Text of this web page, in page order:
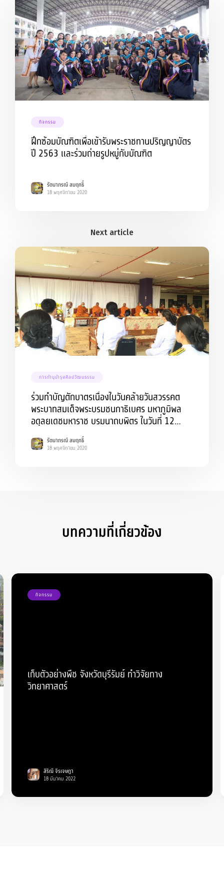
กิจกรรม
ฝึกซ้อมบัณฑิตเพื่อเข้ารับพระราชทานปริญญาบัตร
ปี 2563 และร่วมถ่ายรูปหมู่กับบัณฑิต
รัตนาภรณ์ สมฤทธิ์
18 พฤศจิกายน 2020
การทำนุบำรุงศิลปวัฒนธรรม
ร่วมทำบัญตักบาตรเนื่องในวันคล้ายวันสวรรคต
พระบาทสมเด็จพระบรมชนกาธิเบศร มหาภูมิพล
อดุลยเดชมหาราช บรมนาถบพิตร ในวันที่ 12
ตุลาคม 2563 ณ อาคารอเนกคุณาคาร
รัตนาภรณ์ สมฤทธิ์
18 พฤศจิกายน 2020
บทความที่เกี่ยวข้อง
กิจกรรม
เก็บตัวอย่างพืช จังหวัดบุรีรัมย์ ทำวิจัยทาง
วิทยาศาสตร์
สิริณี จิรเจษฎา
18 มีนาคม 2022